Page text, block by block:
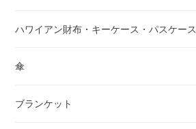
ハワイアン財布・キーケース・パスケース
傘
ブランケット